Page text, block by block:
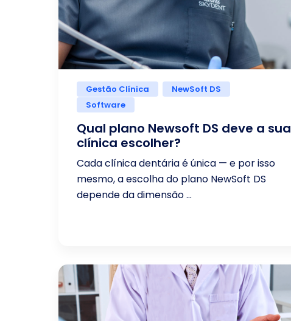
Gestão Clínica
NewSoft DS
Software
Qual plano Newsoft DS deve a sua
clínica escolher?
Cada clínica dentária é única — e por isso
mesmo, a escolha do plano NewSoft DS
depende da dimensão ...